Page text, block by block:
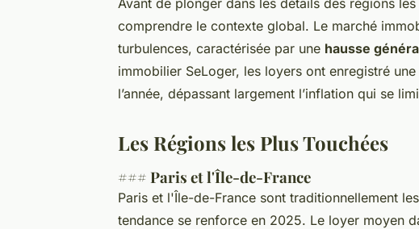
comprendre le contexte global. Le marché
turbulences, caractérisée par une hausse
immobilier SeLoger, les loyers ont enregistré
l’année, dépassant largement l’inflation qui se
Les Régions les Plus Touchées
### Paris et l'Île-de-France
Paris et l'Île-de-France sont traditionnellement
tendance se renforce en 2025. Le loyer moyen